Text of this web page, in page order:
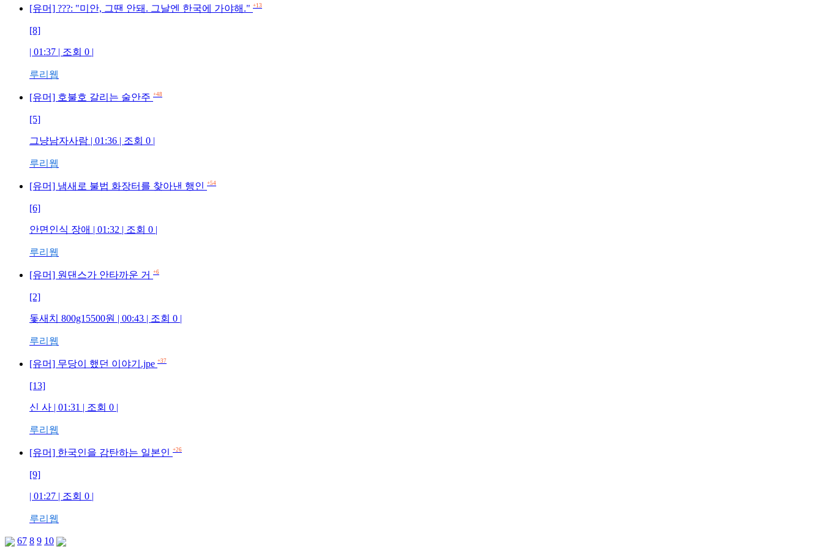
[유머] ???: "미안, 그땐 안돼. 그날엔 한국에 가야해." +13
[8]
| 01:37 | 조회 0 |
루리웹
[유머] 호불호 갈리는 술안주 +48
[5]
그냥남자사람 | 01:36 | 조회 0 |
루리웹
[유머] 냄새로 불법 화장터를 찾아낸 행인 +54
[6]
안면인식 장애 | 01:32 | 조회 0 |
루리웹
[유머] 원댄스가 안타까운 거 +6
[2]
돛새치 800g15500원 | 00:43 | 조회 0 |
루리웹
[유머] 무당이 했던 이야기.jpe +37
[13]
신 사 | 01:31 | 조회 0 |
루리웹
[유머] 한국인을 감탄하는 일본인 +26
[9]
| 01:27 | 조회 0 |
루리웹
67 8 9 10